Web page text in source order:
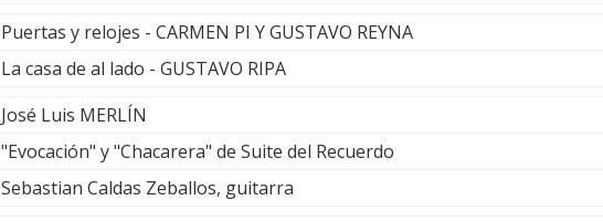
Puertas y relojes - CARMEN PI Y GUSTAVO REYNA
La casa de al lado - GUSTAVO RIPA
José Luis MERLÍN
"Evocación" y "Chacarera" de Suite del Recuerdo
Sebastian Caldas Zeballos, guitarra